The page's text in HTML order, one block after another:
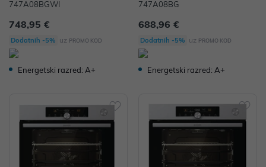
747A08BGWI
748,95 €
Dodatnih -5% uz PROMO KOD
Energetski razred: A+
747A08BG
688,96 €
Dodatnih -5% uz PROMO KOD
Energetski razred: A+